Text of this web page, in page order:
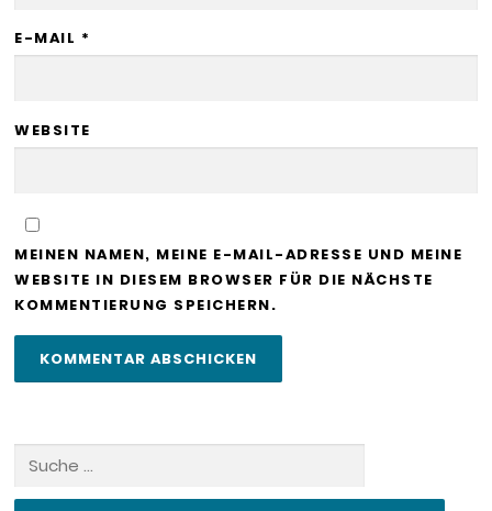
E-MAIL *
WEBSITE
MEINEN NAMEN, MEINE E-MAIL-ADRESSE UND MEINE
WEBSITE IN DIESEM BROWSER FÜR DIE NÄCHSTE
KOMMENTIERUNG SPEICHERN.
Suche
nach: